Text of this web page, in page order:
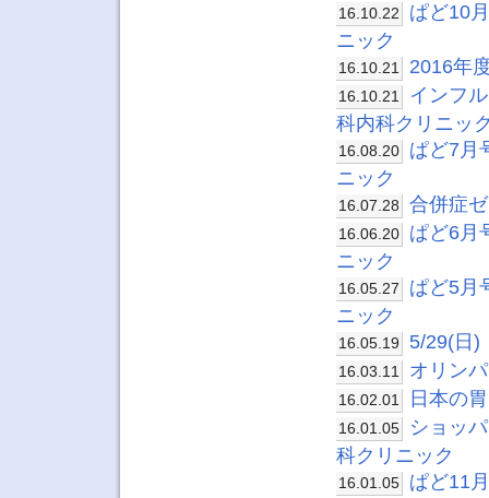
16.10.22
ぱど10
ニック
16.10.21 2016年
16.10.21
インフ
科内科クリニッ
16.08.20
ぱど7月
ニック
16.07.28 合併症
16.06.20
ぱど6月
ニック
16.05.27
ぱど5月
ニック
16.05.19 5/29(日)
16.03.11 オリン
16.02.01 日本の
16.01.05
ショッ
科クリニック
16.01.05
ぱど11